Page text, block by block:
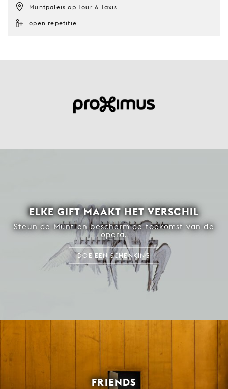
Muntpaleis op Tour & Taxis
open repetitie
ELKE GIFT MAAKT HET VERSCHIL
Steun de Munt en bescherm de toekomst van de
opera.
DOE EEN SCHENKING
FRIENDS